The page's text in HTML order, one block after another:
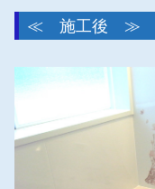
≪ 施工後 ≫